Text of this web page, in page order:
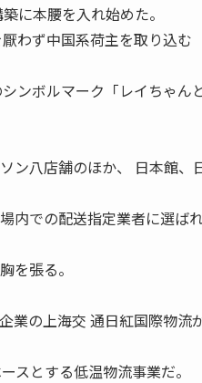
に本腰を入れ始めた。
中国系荷主を取り込
ンボルマーク「レイちゃん
ン八店舗のほか、 日本館、
内での配送指定業者に選ば
を張る。
業の上海交 通日紅国際物流
スとする低温物流事業だ。